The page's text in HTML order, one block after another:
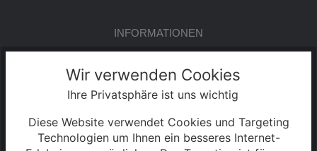
INFORMATIONEN
AGB & Kundeninformationen
Datenschutzerklärung
Wir verwenden Cookies
Ihre Privatsphäre ist uns wichtig
Diese Website verwendet Cookies und Targeting
Technologien um Ihnen ein besseres Internet-